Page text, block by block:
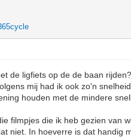
de ligfiets op de de baan
mij had ik ook zo'n
houden met de mindere
filmpjes die ik heb gezien van
niet. In hoeverre is dat handig